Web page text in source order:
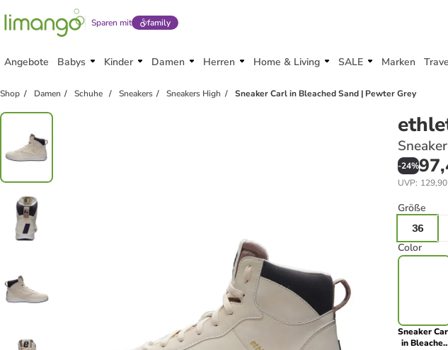
Sparen mit family
Angebote Babys Kinder Damen Herren Home & Living SALE Marken
Shop Damen Schuhe Sneakers Sneakers High Sneaker Carl in Bleached Sand | Pewter Grey
-24%
UVP:
Größe
36
Color
Sneaker
in Bleached